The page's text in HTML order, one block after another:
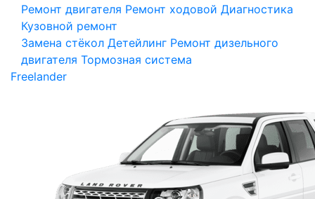
Ремонт двигателя Ремонт ходовой Диагностика
Кузовной ремонт
Замена стёкол Детейлинг Ремонт дизельного
двигателя Тормозная система
Freelander